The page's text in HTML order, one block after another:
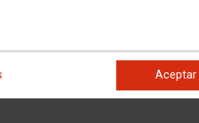
Aceptar
RELACIÓN DE PERSONAS